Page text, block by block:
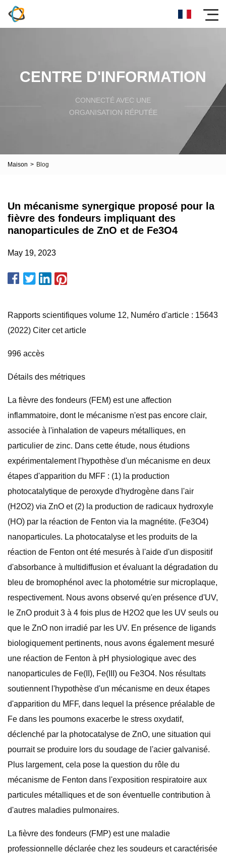
CENTRE D'INFORMATION
CONNECTÉ AVEC UNE
ORGANISATION RÉPUTÉE
Maison > Blog
Un mécanisme synergique proposé pour la
fièvre des fondeurs impliquant des
nanoparticules de ZnO et de Fe3O4
May 19, 2023
Rapports scientifiques volume 12, Numéro d'article : 15643
(2022) Citer cet article
996 accès
Détails des métriques
La fièvre des fondeurs (FEM) est une affection
inflammatoire, dont le mécanisme n'est pas encore clair,
associée à l'inhalation de vapeurs métalliques, en
particulier de zinc. Dans cette étude, nous étudions
expérimentalement l'hypothèse d'un mécanisme en deux
étapes d'apparition du MFF : (1) la production
photocatalytique de peroxyde d'hydrogène dans l'air
(H2O2) via ZnO et (2) la production de radicaux hydroxyle
(HOׄ) par la réaction de Fenton via la magnétite. (Fe3O4)
nanoparticules. La photocatalyse et les produits de la
réaction de Fenton ont été mesurés à l'aide d'un dispositif
d'absorbance à multidiffusion et évaluant la dégradation du
bleu de bromophénol avec la photométrie sur microplaque,
respectivement. Nous avons observé qu'en présence d'UV,
le ZnO produit 3 à 4 fois plus de H2O2 que les UV seuls ou
que le ZnO non irradié par les UV. En présence de ligands
biologiquement pertinents, nous avons également mesuré
une réaction de Fenton à pH physiologique avec des
nanoparticules de Fe(II), Fe(III) ou Fe3O4. Nos résultats
soutiennent l'hypothèse d'un mécanisme en deux étapes
d'apparition du MFF, dans lequel la présence préalable de
Fe dans les poumons exacerbe le stress oxydatif,
déclenché par la photocatalyse de ZnO, une situation qui
pourrait se produire lors du soudage de l'acier galvanisé.
Plus largement, cela pose la question du rôle du
mécanisme de Fenton dans l'exposition respiratoire aux
particules métalliques et de son éventuelle contribution à
d'autres maladies pulmonaires.
La fièvre des fondeurs (FMP) est une maladie
professionnelle déclarée chez les soudeurs et caractérisée